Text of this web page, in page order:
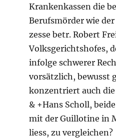
Krankenkassen die
Berufsmörder wie
zesse betr. Robert
Volksgerichtshofes,
infolge schwerer
vorsätzlich, be­wusst
kon­zentriert auch
& +Hans Scholl,
mit der Guillotine in
liess, zu vergleichen?